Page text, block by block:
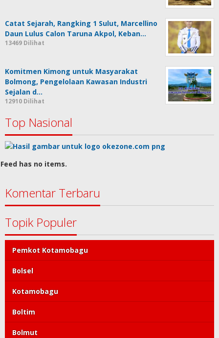
Catat Sejarah, Rangking 1 Sulut, Marcellino
Daun Lulus Calon Taruna Akpol, Keban…
13469 Dilihat
Komitmen Kimong untuk Masyarakat
Bolmong, Pengelolaan Kawasan Industri
Sejalan d…
12910 Dilihat
Top Nasional
Feed has no items.
Komentar Terbaru
Topik Populer
Pemkot Kotamobagu
Bolsel
Kotamobagu
Boltim
Bolmut